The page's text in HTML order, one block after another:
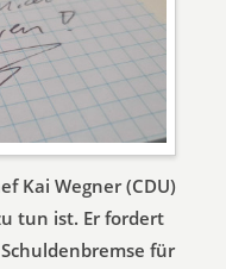
Kai Wegner (CDU)
tun ist. Er fordert
für